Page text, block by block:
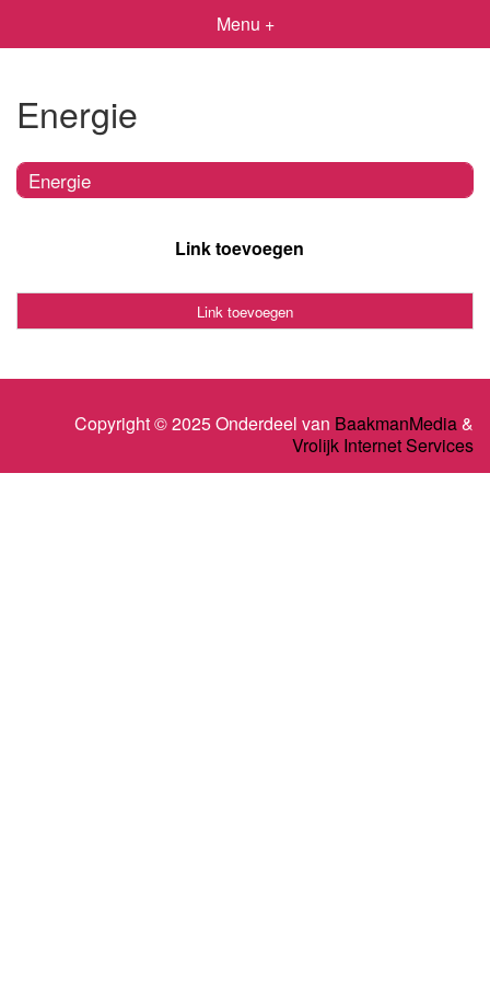
Menu +
Energie
Energie
Link toevoegen
Link toevoegen
Copyright © 2025 Onderdeel van BaakmanMedia&
Vrolijk Internet Services